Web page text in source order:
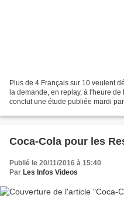
Plus de 4 Français sur 10 veulent
la demande, en replay, à l'heure
conclut une étude publiée mardi
Coca-Cola pour les
Publié le 20/11/2016 à 15:40
Par Les Infos Videos